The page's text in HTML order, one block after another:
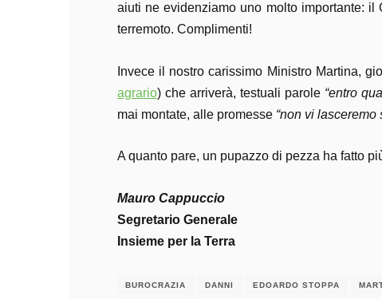
aiuti ne evidenziamo uno molto importante:
terremoto. Complimenti!
Invece il nostro carissimo Ministro Martina,
agrario) che arriverà, testuali parole “entro
mai montate, alle promesse “non vi lasceremo
A quanto pare, un pupazzo di pezza ha fatto
Mauro Cappuccio
Segretario Generale
Insieme per la Terra
BUROCRAZIA DANNI EDOARDO STOPPA